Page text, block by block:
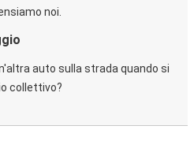
noi.
auto sulla strada quando si
collettivo?